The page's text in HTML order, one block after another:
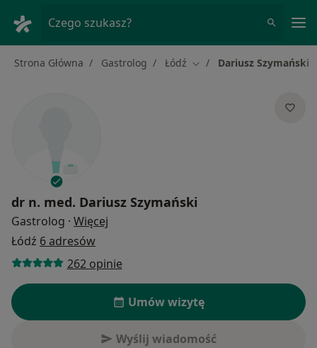
Czego szukasz?
Strona Główna Gastrolog Łódź Zmień miasto
Dariusz Szymański
dr n. med. Dariusz Szymański
Gastrolog · Więcej
Łódź 6 adresów
262 opinie
Umów wizytę
Wyślij wiadomość